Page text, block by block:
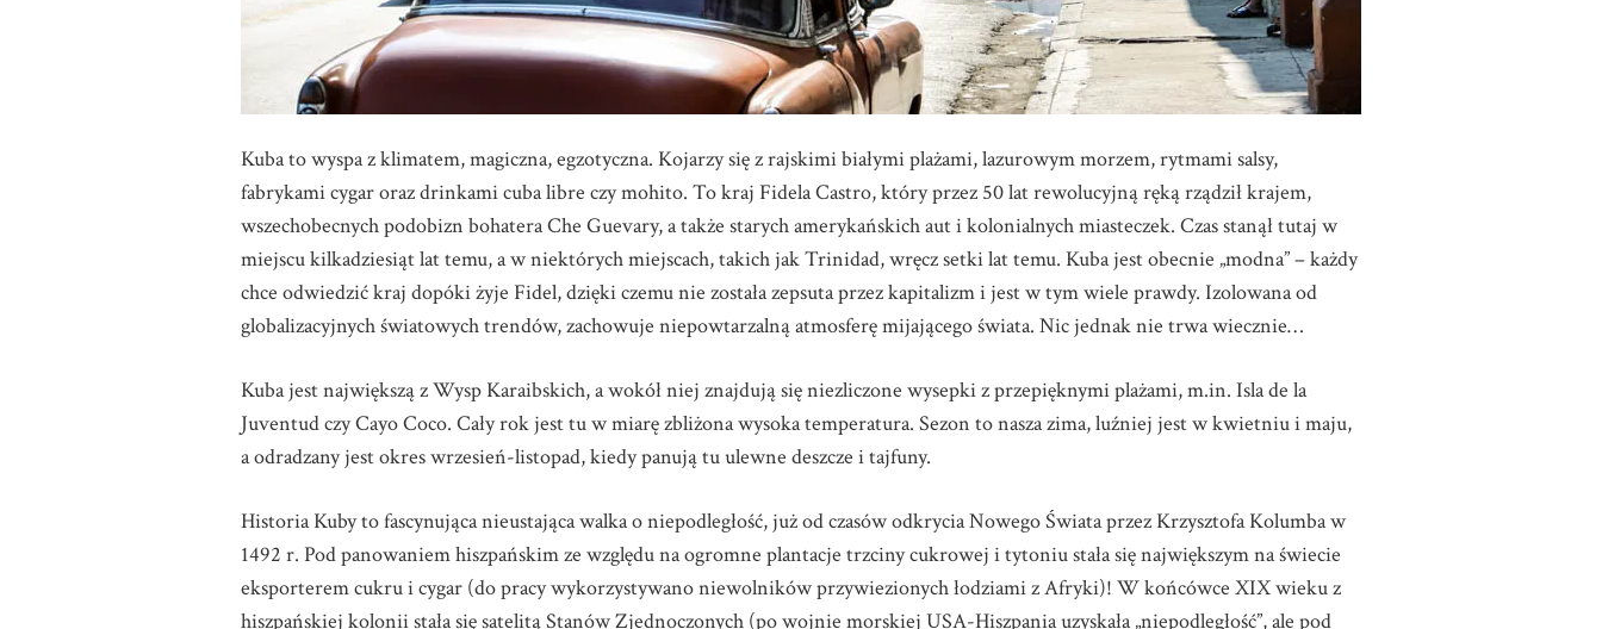
Kuba to wyspa z klimatem, magiczna, egzotyczna. Kojarzy się z rajskimi białymi plażami, lazurowym morzem, rytmami salsy,
fabrykami cygar oraz drinkami cuba libre czy mohito. To kraj Fidela Castro, który przez 50 lat rewolucyjną ręką rządził krajem,
wszechobecnych podobizn bohatera Che Guevary, a także starych amerykańskich aut i kolonialnych miasteczek. Czas stanął tutaj w
miejscu kilkadziesiąt lat temu, a w niektórych miejscach, takich jak Trinidad, wręcz setki lat temu. Kuba jest obecnie „modna” – każdy
chce odwiedzić kraj dopóki żyje Fidel, dzięki czemu nie została zepsuta przez kapitalizm i jest w tym wiele prawdy. Izolowana od
globalizacyjnych światowych trendów, zachowuje niepowtarzalną atmosferę mijającego świata. Nic jednak nie trwa wiecznie…
Kuba jest największą z Wysp Karaibskich, a wokół niej znajdują się niezliczone wysepki z przepięknymi plażami, m.in. Isla de la
Juventud czy Cayo Coco. Cały rok jest tu w miarę zbliżona wysoka temperatura. Sezon to nasza zima, luźniej jest w kwietniu i maju,
a odradzany jest okres wrzesień-listopad, kiedy panują tu ulewne deszcze i tajfuny.
Historia Kuby to fascynująca nieustająca walka o niepodległość, już od czasów odkrycia Nowego Świata przez Krzysztofa Kolumba w
1492 r. Pod panowaniem hiszpańskim ze względu na ogromne plantacje trzciny cukrowej i tytoniu stała się największym na świecie
eksporterem cukru i cygar (do pracy wykorzystywano niewolników przywiezionych łodziami z Afryki)! W końcówce XIX wieku z
hiszpańskiej kolonii stała się satelitą Stanów Zjednoczonych (po wojnie morskiej USA-Hiszpania uzyskała „niepodległość”, ale pod